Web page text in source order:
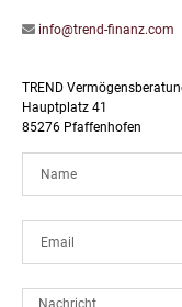
info@trend-finanz.com
TREND
Hauptplatz 41
85276 Pfaffenhofen